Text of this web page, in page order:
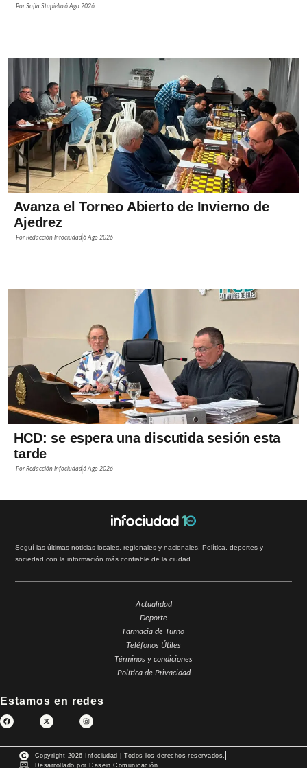
PorSofía Stupiello6 Ago 2026
Avanza el Torneo Abierto de Invierno de
Ajedrez
PorRedacción Infociudad6 Ago 2026
HCD: se espera una discutida sesión esta
tarde
PorRedacción Infociudad6 Ago 2026
Seguí las últimas noticias locales, regionales y nacionales. Política, deportes y
sociedad con la información más confiable de la ciudad.
Actualidad
Deporte
Farmacia de Turno
Teléfonos Útiles
Términos y condiciones
Política de Privacidad
Estamos en redes
Copyright 2026 Infociudad | Todos los derechos reservados.
Desarrollado por Dasein Comunicación